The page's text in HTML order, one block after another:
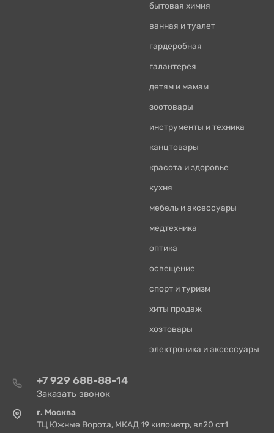
бытовая химия
ванная и туалет
гардеробная
галантерея
детям и мамам
зоотовары
инструменты и техника
канцтовары
красота и здоровье
кухня
мебель и аксессуары
медтехника
оптика
освещение
спорт и туризм
хиты продаж
хозтовары
электроника и аксессуары
+7 929 688-88-14
Заказать звонок
г. Москва
ТЦ Южные Ворота, МКАД 19 километр, вл20 ст1